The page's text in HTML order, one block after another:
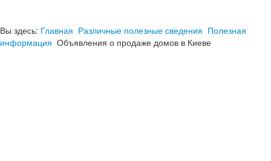
Вы здесь: Главная Различные полезные сведения Полезная
информация Объявления о продаже домов в Киеве